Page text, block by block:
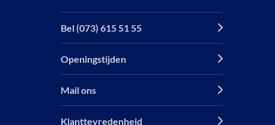
Bel (073) 615 51 55
Openingstijden
Mail ons
Klanttevredenheid